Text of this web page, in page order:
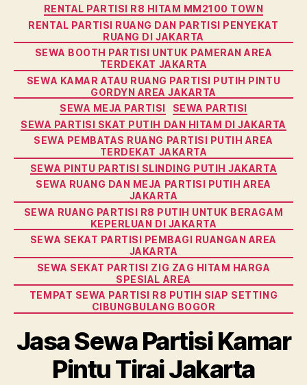
RENTAL PARTISI R8 HITAM MM2100 TOWN
RENTAL PARTISI RUANG DAN PARTISI PENYEKAT
RUANG DI JAKARTA
SEWA BOOTH PARTISI UNTUK PAMERAN AREA
TERDEKAT JAKARTA
SEWA KAMAR ATAU RUANG PARTISI PUTIH PINTU
GORDYN AREA JAKARTA
SEWA MEJA PARTISI
SEWA PARTISI
SEWA PARTISI SKAT PUTIH DAN HITAM DI JAKARTA
SEWA PEMBATAS RUANG PARTISI PUTIH AREA
TERDEKAT JAKARTA
SEWA PINTU PARTISI SLINDING PUTIH JAKARTA
SEWA RUANG DAN MEJA PARTISI PUTIH AREA
JAKARTA
SEWA RUANG PARTISI R8 PUTIH UNTUK BERAGAM
KEPERLUAN DI JAKARTA
SEWA SEKAT PARTISI PEMBAGI RUANGAN AREA
JAKARTA
SEWA SEKAT PARTISI ZIG ZAG HITAM HARGA
SPESIAL AREA
TEMPAT SEWA PARTISI R8 PUTIH SIAP SETTING
CIBUNGBULANG BOGOR
Jasa Sewa Partisi Kamar
Pintu Tirai Jakarta